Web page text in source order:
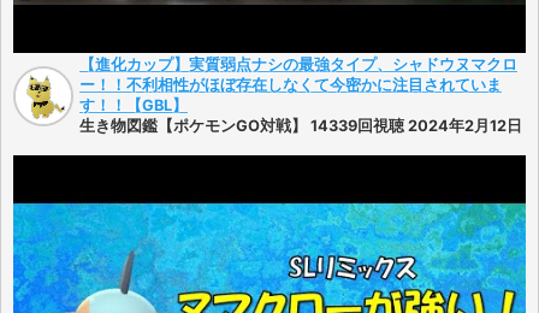
【進化カップ】実質弱点ナシの最強タイプ、シャドウヌマクロ
ー！！不利相性がほぼ存在しなくて今密かに注目されていま
す！！【GBL】
生き物図鑑【ポケモンGO対戦】 14339回視聴 2024年2月12日